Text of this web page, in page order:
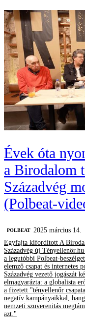
Évek óta
a Birodalom
Századvég
(Polbeat-
‎POLBEAT 2025 március 14.
Egyfajta kifordított A
Századvég új
a legutóbbi Polbeat-
elemző csapat és internetes
Századvég vezető jogászát
elmagyarázta: a globalista
a fizetett "tényellenőr
negatív kampányaikkal,
nemzeti szuverenitás
azt."